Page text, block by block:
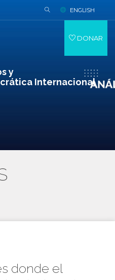
y
Internacional
ENGLISH
DONAR
donde el